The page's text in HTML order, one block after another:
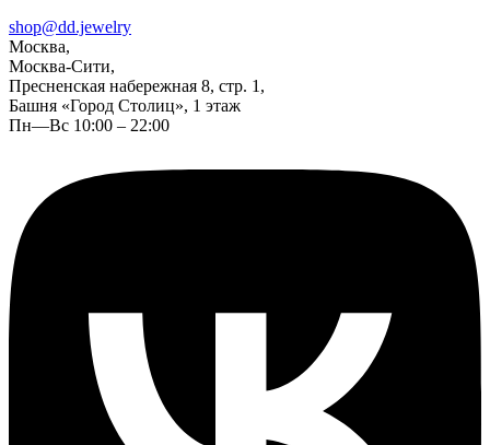
shop@dd.jewelry
Москва,
Москва-Сити,
Пресненская набережная 8, стр. 1,
Башня «Город Столиц», 1 этаж
Пн—Вс 10:00 – 22:00